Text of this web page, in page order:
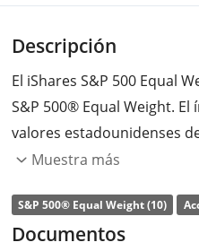
Descripción
El iShares S&P 500 Equal
S&P 500® Equal Weight. El
valores estadounidenses
con una ponderación fija del
Laratio de gastos totales
rentabilidad del índice
Muestra más
S&P 500® Equal Weight (10)
Documentos